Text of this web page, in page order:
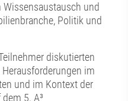
und
Politik und
diskutierten
im
und im Kontext der
5. A³